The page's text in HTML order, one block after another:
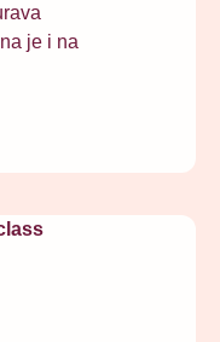
je i na